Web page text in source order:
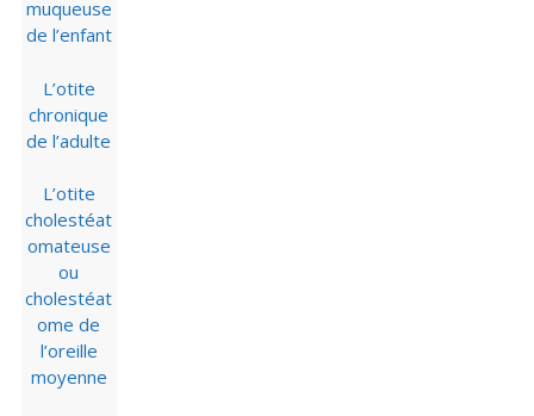
muqueuse
de l’enfant
L’otite
chronique
de l’adulte
L’otite
cholestéat
omateuse
ou
cholestéat
ome de
l’oreille
moyenne